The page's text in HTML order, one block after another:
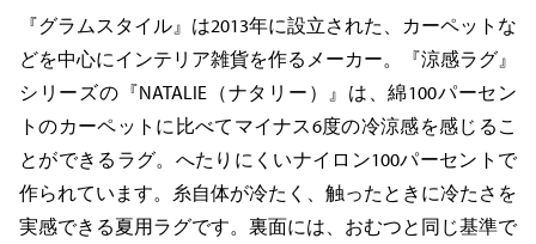
『グラムスタイル』は2013年に設立された、カーペットな
どを中心にインテリア雑貨を作るメーカー。『涼感ラグ』
シリーズの『NATALIE（ナタリー）』は、綿100パーセン
トのカーペットに比べてマイナス6度の冷涼感を感じるこ
とができるラグ。へたりにくいナイロン100パーセントで
作られています。糸自体が冷たく、触ったときに冷たさを
実感できる夏用ラグです。裏面には、おむつと同じ基準で